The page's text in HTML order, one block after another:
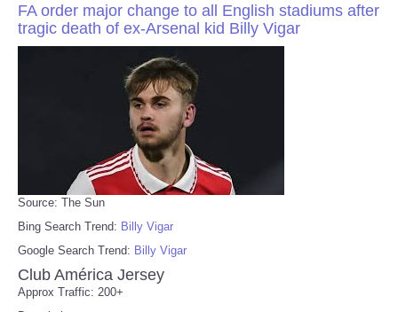
FA order major change to all English stadiums after
tragic death of ex-Arsenal kid Billy Vigar
Source: The Sun
Bing Search Trend: Billy Vigar
Google Search Trend: Billy Vigar
Club América Jersey
Approx Traffic: 200+